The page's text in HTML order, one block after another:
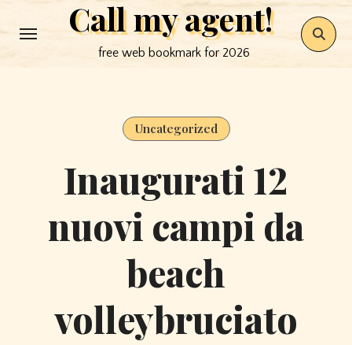
to
Call my agent!
free web bookmark for 2026
Uncategorized
Inaugurati 12
nuovi campi da
beach
volleybruciato